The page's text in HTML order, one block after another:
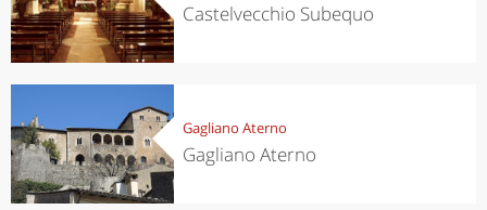
Castelvecchio Subequo
Gagliano Aterno
Gagliano Aterno